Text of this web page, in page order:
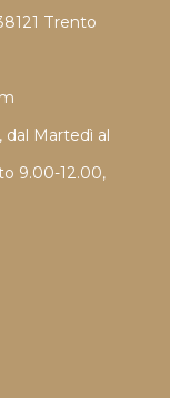
Trento
dal Martedì al
9.00-12.00,